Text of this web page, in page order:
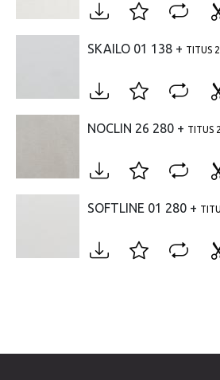
SKAILO 01 138 + TITUS
NOCLIN 26 280 + TITUS
SOFTLINE 01 280 +